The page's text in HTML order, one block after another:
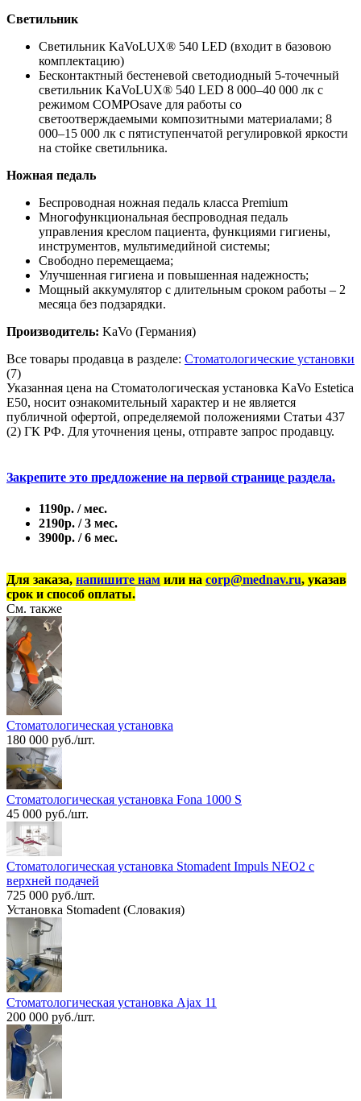
Светильник
Светильник KaVoLUX® 540 LED (входит в базовою
комплектацию)
Бесконтактный бестеневой светодиодный 5-точечный
светильник KaVoLUX® 540 LED 8 000–40 000 лк с
режимом COMPOsave для работы со
светоотверждаемыми композитными материалами; 8
000–15 000 лк с пятиступенчатой регулировкой яркости
на стойке светильника.
Ножная педаль
Беспроводная ножная педаль класса Premium
Многофункциональная беспроводная педаль
управления креслом пациента, функциями гигиены,
инструментов, мультимедийной системы;
Свободно перемещаема;
Улучшенная гигиена и повышенная надежность;
Мощный аккумулятор с длительным сроком работы – 2
месяца без подзарядки.
Производитель: KaVo (Германия)
Все товары продавца в разделе: Стоматологические установки
(7)
Указанная цена на Стоматологическая установка KaVo Estetica
E50, носит ознакомительный характер и не является
публичной офертой, определяемой положениями Статьи 437
(2) ГК РФ. Для уточнения цены, отправте запрос продавцу.
Закрепите это предложение на первой странице раздела.
1190р. / мес.
2190р. / 3 мес.
3900р. / 6 мес.
Для заказа, напишите нам или на corp@mednav.ru, указав
срок и способ оплаты.
См. также
Стоматологическая установка
180 000 руб./шт.
Стоматологическая установка Fona 1000 S
45 000 руб./шт.
Стоматологическая установка Stomadent Impuls NEO2 с
верхней подачей
725 000 руб./шт.
Установка Stomadent (Словакия)
Стоматологическая установка Ajax 11
200 000 руб./шт.